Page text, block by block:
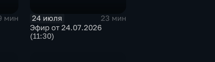
мин
24 июля
23 мин
Эфир от 24.07.2026
(11:30)